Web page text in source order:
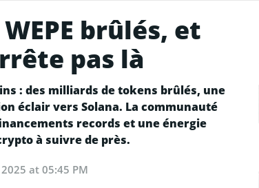
brûlés, et
pas là
: des milliards de tokens brûlés, une
éclair vers Solana. La communauté
records et une énergie
à suivre de près.
at 05:45 PM